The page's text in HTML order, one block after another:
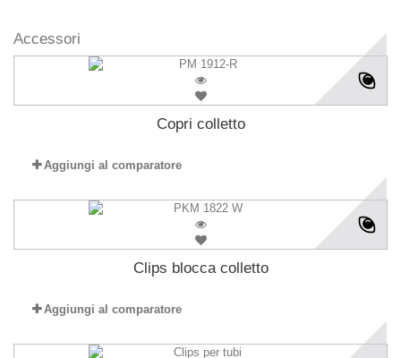
Accessori
Copri colletto
Aggiungi al comparatore
Clips blocca colletto
Aggiungi al comparatore